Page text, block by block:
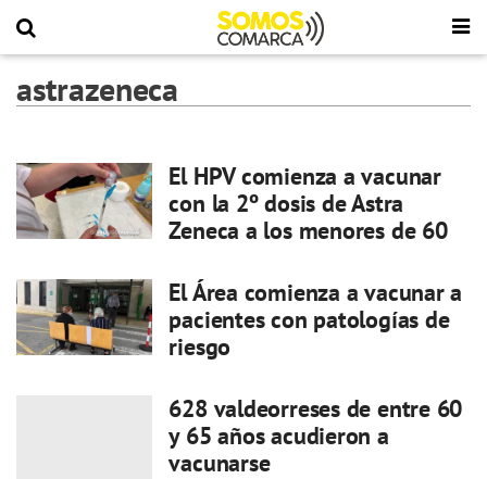
astrazeneca
El HPV comienza a vacunar
con la 2º dosis de Astra
Zeneca a los menores de 60
El Área comienza a vacunar a
pacientes con patologías de
riesgo
628 valdeorreses de entre 60
y 65 años acudieron a
vacunarse